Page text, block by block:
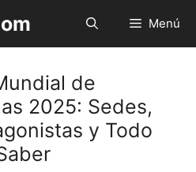
Menú
de
2025: Sedes,
y Todo